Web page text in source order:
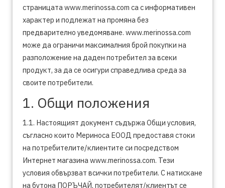
страницата www.merinossa.com са с информативен
характер и подлежат на промяна без
предварително уведомяване. www.merinossa.com
може да ограничи максималния брой покупки на
разположение на даден потребител за всеки
продукт, за да се осигури справедлива среда за
своите потребители.
1. Общи положения
1.1. Настоящият документ съдържа Общи условия,
съгласно които Мериноса ЕООД предоставя стоки
на потребителите/клиентите си посредством
Интернет магазина www.merinossa.com. Тези
условия обвързват всички потребители. С натискане
на бутона ПОРЪЧАЙ, потребителят/клиентът се